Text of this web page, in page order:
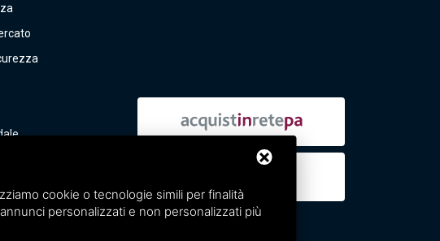
cookie o tecnologie simili per finalità
personalizzati e non personalizzati più